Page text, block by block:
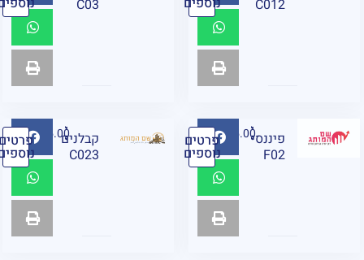
C012
C03
פיננסי
F02
₪ 95.00 פרטים
נוספים
קבלנים
C023
₪ 95.00 פרטים
נוספים